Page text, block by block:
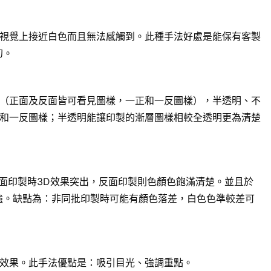
覺上接近白色而且無法感觸到。此種手法好處是能保有客製
正面及反面皆可看見圖樣，一正和一反圖樣），半透明、不
一反圖樣；半透明能讓印製的漸層圖樣相較全透明更為清楚
印製時3D效果突出，反面印製則色顏色飽滿清楚。並且於
缺點為：非同批印製時可能有顏色落差，白色色準較差可
果。此手法優點是：吸引目光、強調重點。